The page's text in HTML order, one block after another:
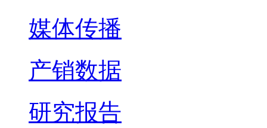
媒体传播
产销数据
研究报告